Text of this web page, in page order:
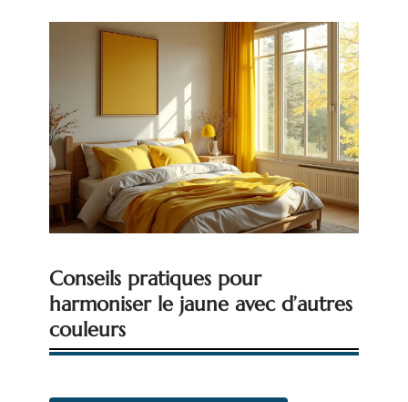
Conseils pratiques pour
harmoniser le jaune avec d’autres
couleurs